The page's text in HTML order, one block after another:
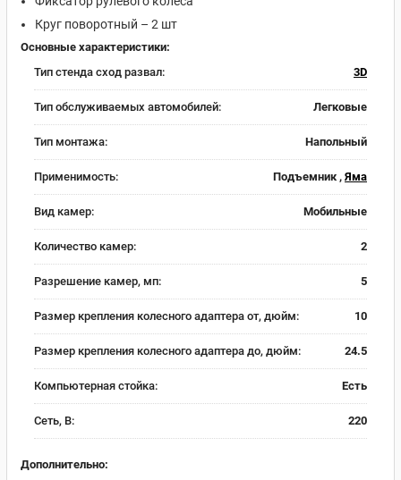
Круг поворотный – 2 шт
Основные характеристики:
Тип стенда сход развал:
3D
Тип обслуживаемых автомобилей: Легковые
Тип монтажа: Напольный
Применимость: Подъемник , Яма
Вид камер: Мобильные
Количество камер: 2
Разрешение камер, мп: 5
Размер крепления колесного адаптера от, дюйм: 10
Размер крепления колесного адаптера до, дюйм: 24.5
Компьютерная стойка: Есть
Сеть, В: 220
Дополнительно: